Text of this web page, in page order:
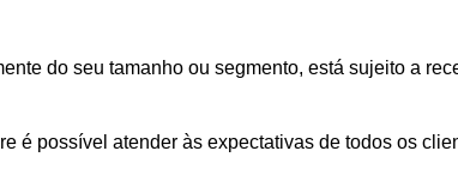
do seu tamanho ou segmento, está sujeito a
é possível atender às expectativas de todos os